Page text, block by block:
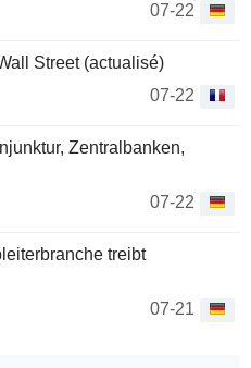
07-22
Street (actualisé)
07-22
Zentralbanken,
07-22
treibt
07-21